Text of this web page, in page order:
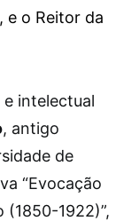
e o Reitor da
intelectual
, antigo
de
“Evocação
1922)”,